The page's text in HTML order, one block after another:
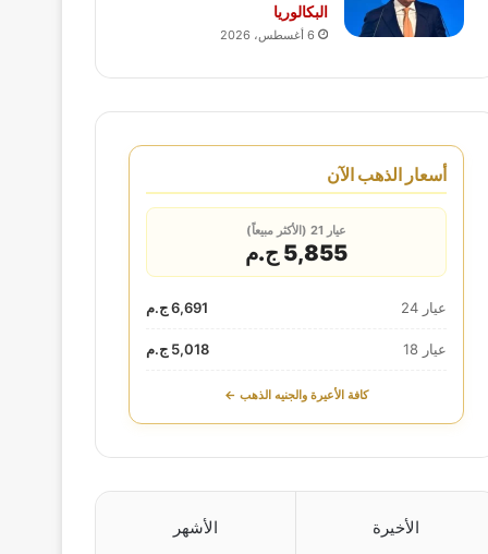
البكالوريا
6 أغسطس، 2026
أسعار الذهب الآن
عيار 21 (الأكثر مبيعاً)
5,855 ج.م
عيار 24 6,691 ج.م
عيار 18 5,018 ج.م
كافة الأعيرة والجنيه الذهب ←
الأخيرة الأشهر